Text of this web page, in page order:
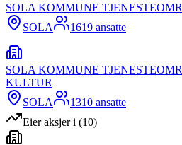
SOLA KOMMUNE
SOLA
1619 ansatte
SOLA KOMMUNE
KULTUR
SOLA
1310 ansatte
Eier aksjer i (10)